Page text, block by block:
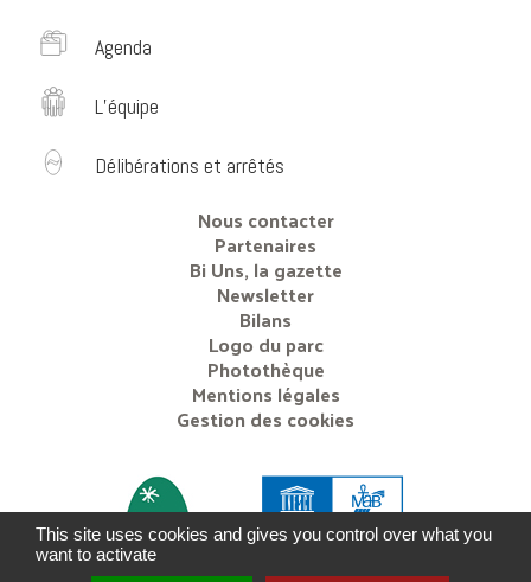
Agenda
L’équipe
Délibérations et arrêtés
Nous contacter
Partenaires
Bi Uns, la gazette
Newsletter
Bilans
Logo du parc
Photothèque
Mentions légales
Gestion des cookies
This site uses cookies and gives you control over what you
want to activate